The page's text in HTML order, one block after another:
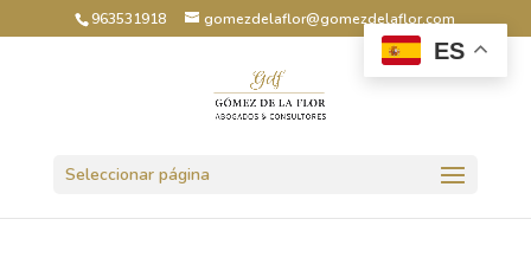
963531918 gomezdelaflor@gomezdelaflor.com
Seleccionar página
ES